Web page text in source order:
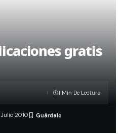
gratis
2010
1 Min De Lectura